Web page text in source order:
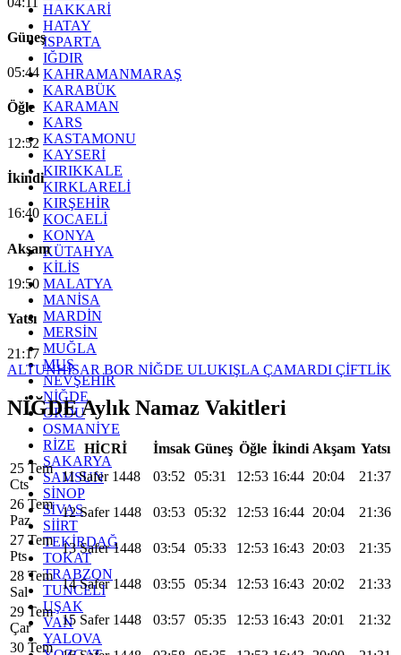
HAKKARİ
HATAY
ISPARTA
IĞDIR
KAHRAMANMARAŞ
KARABÜK
KARAMAN
KARS
KASTAMONU
KAYSERİ
KIRIKKALE
KIRKLARELİ
KIRŞEHİR
KOCAELİ
KONYA
KÜTAHYA
KİLİS
MALATYA
MANİSA
MARDİN
MERSİN
MUĞLA
MUŞ
NEVŞEHİR
NİĞDE
ORDU
OSMANİYE
RİZE
SAKARYA
SAMSUN
SİNOP
SİVAS
SİİRT
TEKİRDAĞ
TOKAT
TRABZON
TUNCELİ
UŞAK
VAN
YALOVA
Güneş
05:44
Öğle
12:52
İkindi
16:40
Akşam
19:50
Yatsı
21:17
ALTUNHİSARBOR NİĞDE ULUKIŞLA ÇAMARDI ÇİFTLİK
NİĞDE Aylık Namaz Vakitleri
HİCRİ İmsak Güneş Öğle İkindi Akşam Yatsı
25 Tem
Cts
11 Safer 1448 03:52 05:31 12:53 16:44 20:04
21:37
26 Tem
Paz
12 Safer 1448 03:53 05:32 12:53 16:44 20:04
21:36
27 Tem
Pts
13 Safer 1448 03:54 05:33 12:53 16:43 20:03
21:35
28 Tem
Sal
14 Safer 1448 03:55 05:34 12:53 16:43 20:02
21:33
29 Tem
Çar
15 Safer 1448 03:57 05:35 12:53 16:43 20:01
21:32
30 Tem